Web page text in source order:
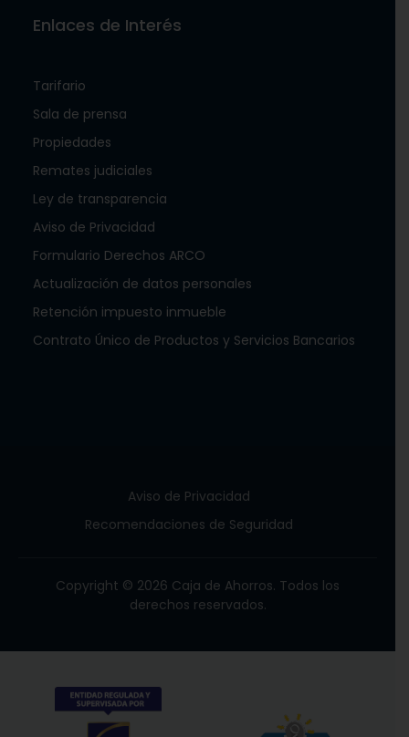
Enlaces de Interés
Tarifario
Sala de prensa
Propiedades
Remates judiciales
Ley de transparencia
Aviso de Privacidad
Formulario Derechos ARCO
Actualización de datos personales
Retención impuesto inmueble
Contrato Único de Productos y Servicios Bancarios
Aviso de Privacidad
Recomendaciones de Seguridad
Copyright © 2026 Caja de Ahorros. Todos los
derechos reservados.